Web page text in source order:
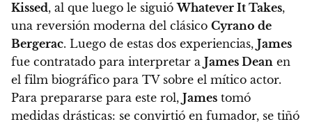
Kissed, al que luego le siguióWhatever It Takes,
una reversión moderna del clásico Cyrano de
Bergerac. Luego de estas dos experiencias, James
fue contratado para interpretar a James Dean en
el film biográfico para TVsobre el mítico actor.
Para prepararse para este rol, James tomó
medidas drásticas: se convirtió en fumador, se tiñó